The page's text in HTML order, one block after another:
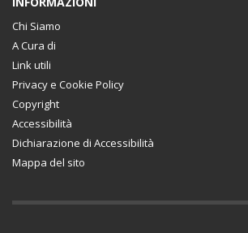
Chi Siamo
A Cura di
Link utili
Privacy e Cookie Policy
Copyright
Accessibilità
Dichiarazione di Accessibilità
Mappa del sito